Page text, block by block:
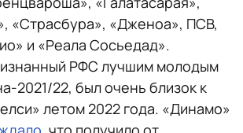
«Страсбура», «Дженоа», ПСВ,
и «Реала Сосьедад».
РФС лучшим молодым
2021/22, был очень близок к
летом 2022 года. «Динамо»